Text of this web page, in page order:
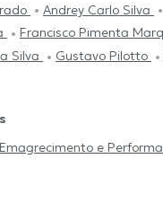
Andrey Carlo Silva
Francisco Pimenta
Silva
Gustavo Pilotto
e